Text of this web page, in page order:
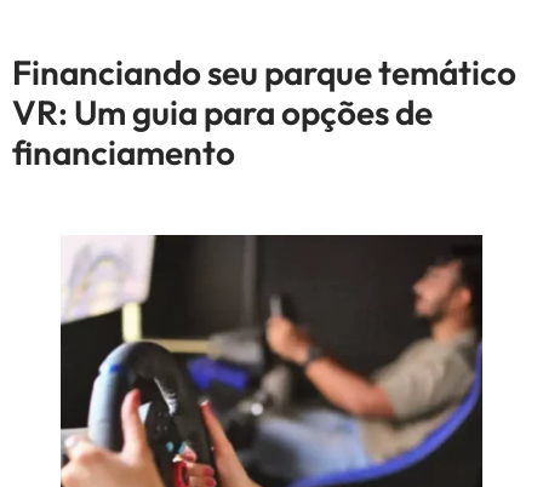
Financiando seu parque temático
VR: Um guia para opções de
financiamento